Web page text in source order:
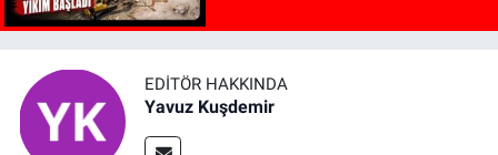
EDITÖR HAKKINDA
Yavuz Kuşdemir